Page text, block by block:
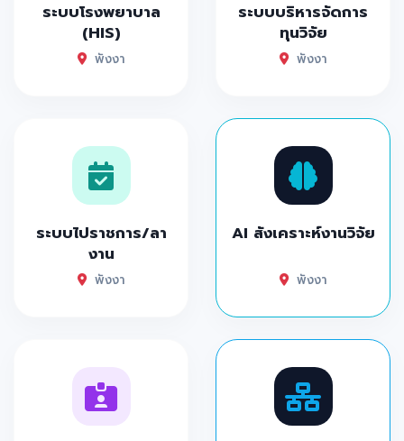
ระบบโรงพยาบาล
(HIS)
พังงา
ระบบบริหารจัดการ
ทุนวิจัย
พังงา
ระบบไปราชการ/ลา
งาน
พังงา
AI สังเคราะห์งานวิจัย
พังงา